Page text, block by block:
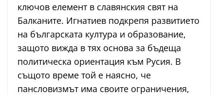
ключов елемент в славянския свят на
Балканите. Игнатиев подкрепя развитието
на българската култура и образование,
защото вижда в тях основа за бъдеща
политическа ориентация към Русия. В
същото време той е наясно, че
пансловизмът има своите ограничения,